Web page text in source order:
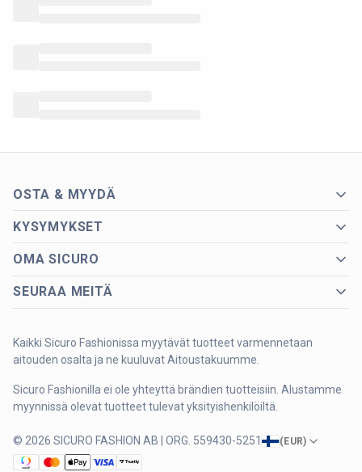
OSTA & MYYDÄ
KYSYMYKSET
OMA SICURO
SEURAA MEITÄ
Kaikki Sicuro Fashionissa myytävät tuotteet varmennetaan
aitouden osalta ja ne kuuluvat Aitoustakuumme.
Sicuro Fashionilla ei ole yhteyttä brändien tuotteisiin. Alustamme
myynnissä olevat tuotteet tulevat yksityishenkilöiltä.
© 2026 SICURO FASHION AB | ORG. 559430-5251 (EUR)